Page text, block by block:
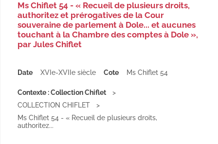
Ms Chiflet 54 - « Recueil de plusieurs droits,
authoritez et prérogatives de la Cour
souveraine de parlement à Dole... et aucunes
touchant à la Chambre des comptes à Dole »,
par Jules Chiflet
Date XVIe-XVIIe siècle Cote Ms Chiflet 54
Contexte : Collection Chiflet
COLLECTION CHIFLET
Ms Chiflet 54 - « Recueil de plusieurs droits,
authoritez...